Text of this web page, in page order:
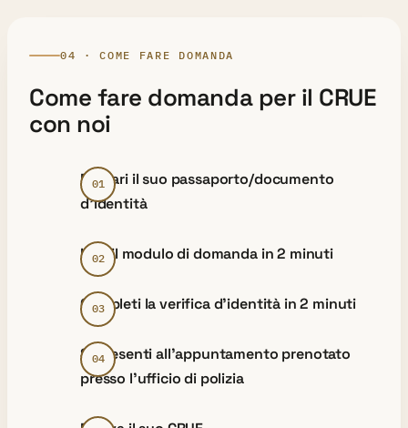
04 · COME FARE DOMANDA
Come fare domanda per il CRUE
con noi
Prepari il suo passaporto/documento
d’identità
Invii il modulo di domanda in 2 minuti
Completi la verifica d’identità in 2 minuti
Si presenti all’appuntamento prenotato
presso l’ufficio di polizia